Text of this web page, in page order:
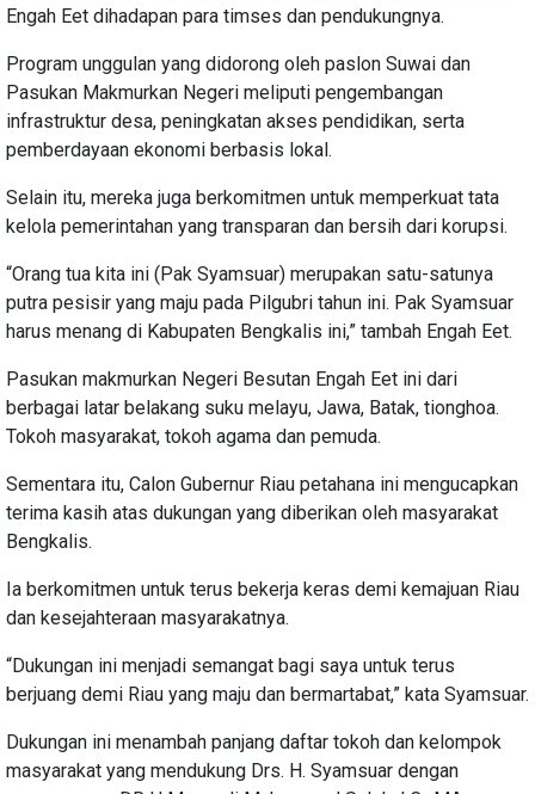
Engah Eet dihadapan para timses dan pendukungnya.
Program unggulan yang didorong oleh paslon Suwai dan
Pasukan Makmurkan Negeri meliputi pengembangan
infrastruktur desa, peningkatan akses pendidikan, serta
pemberdayaan ekonomi berbasis lokal.
Selain itu, mereka juga berkomitmen untuk memperkuat tata
kelola pemerintahan yang transparan dan bersih dari korupsi.
“Orang tua kita ini (Pak Syamsuar) merupakan satu-satunya
putra pesisir yang maju pada Pilgubri tahun ini. Pak Syamsuar
harus menang di Kabupaten Bengkalis ini,” tambah Engah Eet.
Pasukan makmurkan Negeri Besutan Engah Eet ini dari
berbagai latar belakang suku melayu, Jawa, Batak, tionghoa.
Tokoh masyarakat, tokoh agama dan pemuda.
Sementara itu, Calon Gubernur Riau petahana ini mengucapkan
terima kasih atas dukungan yang diberikan oleh masyarakat
Bengkalis.
Ia berkomitmen untuk terus bekerja keras demi kemajuan Riau
dan kesejahteraan masyarakatnya.
“Dukungan ini menjadi semangat bagi saya untuk terus
berjuang demi Riau yang maju dan bermartabat,” kata Syamsuar.
Dukungan ini menambah panjang daftar tokoh dan kelompok
masyarakat yang mendukung Drs. H. Syamsuar dengan